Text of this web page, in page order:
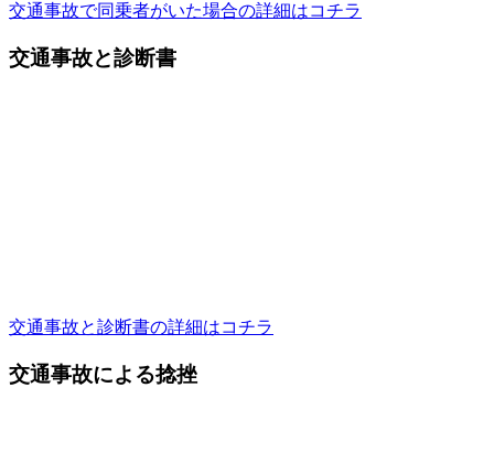
交通事故で同乗者がいた場合の詳細はコチラ
交通事故と診断書
交通事故と診断書の詳細はコチラ
交通事故による捻挫